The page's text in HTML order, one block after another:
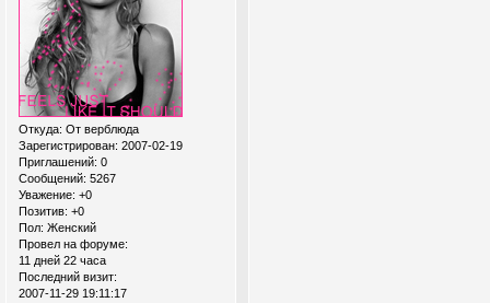
Откуда: От верблюда
Зарегистрирован: 2007-02-19
Приглашений: 0
Сообщений: 5267
Уважение: +0
Позитив: +0
Пол: Женский
Провел на форуме:
11 дней 22 часа
Последний визит:
2007-11-29 19:11:17